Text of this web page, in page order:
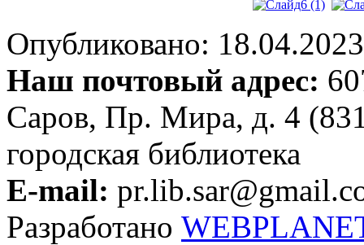
Опубликовано:
Наш почтовый адрес:
Саров, Пр. Мира, д. 4
городская библиотека
E-mail:
Разработано